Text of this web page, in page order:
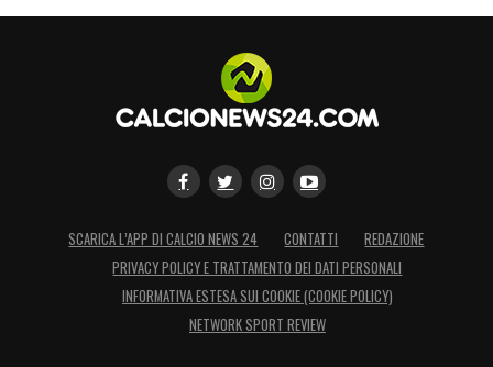
SCARICA L’APP DI CALCIO NEWS 24 CONTATTI
REDAZIONE
PRIVACY POLICY E TRATTAMENTO DEI DATI PERSONALI
INFORMATIVA ESTESA SUI COOKIE (COOKIE POLICY)
NETWORK SPORT REVIEW